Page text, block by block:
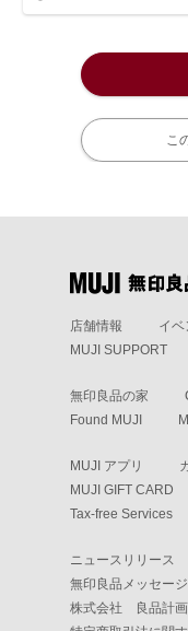
こ
店舗情報 イベ
MUJI SUPPORT
無印良品の家
Found MUJI
MUJI アプリ
MUJI GIFT CARD
Tax-free Services
ニュースリリース
無印良品メッセージ
株式会社 良品計画